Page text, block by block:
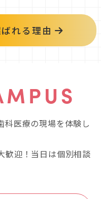
れる理由
科医療の現場を体験し
歓迎！当日は個別相談